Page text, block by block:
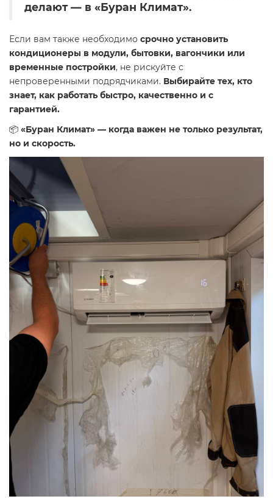
делают — в «Буран Климат».
Если вам также необходимо срочно установить
кондиционеры в модули, бытовки, вагончики или
временные постройки, не рискуйте с
непроверенными подрядчиками. Выбирайте тех, кто
знает, как работать быстро, качественно и с
гарантией.
📦 «Буран Климат» — когда важен не только результат,
но и скорость.